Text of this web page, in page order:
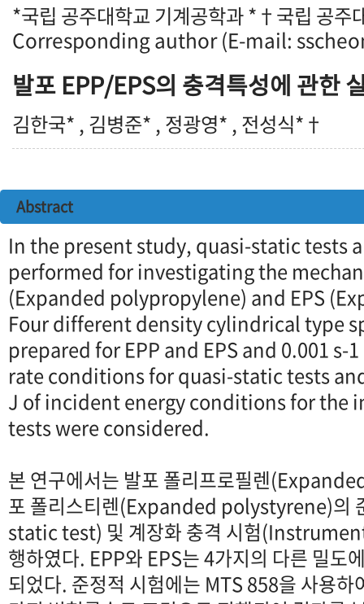
*국립 공주대학교 기계공학과 *†국립 공주
Corresponding author (E-mail:
발포 EPP/EPS의 충격특성에 관한
김한국* , 김병준* , 정광영* , 전성식*†
Abstract
In the present study, quasi-static tests
performed for investigating the
(Expanded polypropylene) and EPS
Four different density cylindrical type
prepared for EPP and EPS and 0.001 s-
rate conditions for quasi-static tests
J of incident energy conditions for the
tests were considered.
본 연구에서는 발포 폴리프로필렌
포 폴리스티렌(Expanded polystyrene)의
static test) 및 계장화 충격 시험
행하였다. EPP와 EPS는 4가지의 다른 밀도
되었다. 준정적 시험에는 MTS 858을 사용